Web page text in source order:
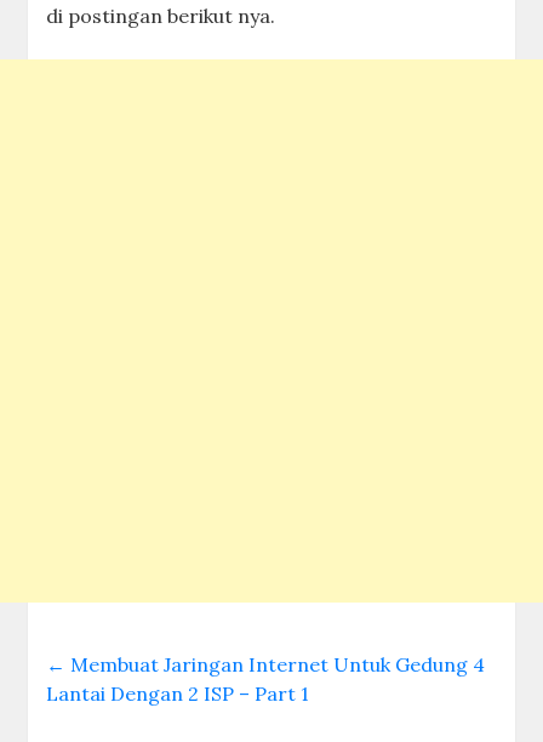
di postingan berikut nya.
← Membuat Jaringan Internet Untuk Gedung 4
Lantai Dengan 2 ISP – Part 1